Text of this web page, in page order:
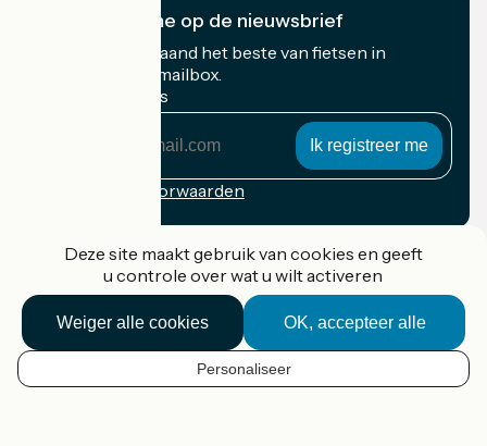
NL
Ik abonneer me op de nieuwsbrief
Ontvang elke maand het beste van fietsen in
Frankrijk in uw mailbox.
Mijn e-mailadres
Inschrijvingsvoorwaarden
Accueil Vélo Pro
Contact
Wettelijke informatie
Deze site maakt gebruik van cookies en geeft
u controle over wat u wilt activeren
OK, accepteer alle
Weiger alle cookies
Personaliseer